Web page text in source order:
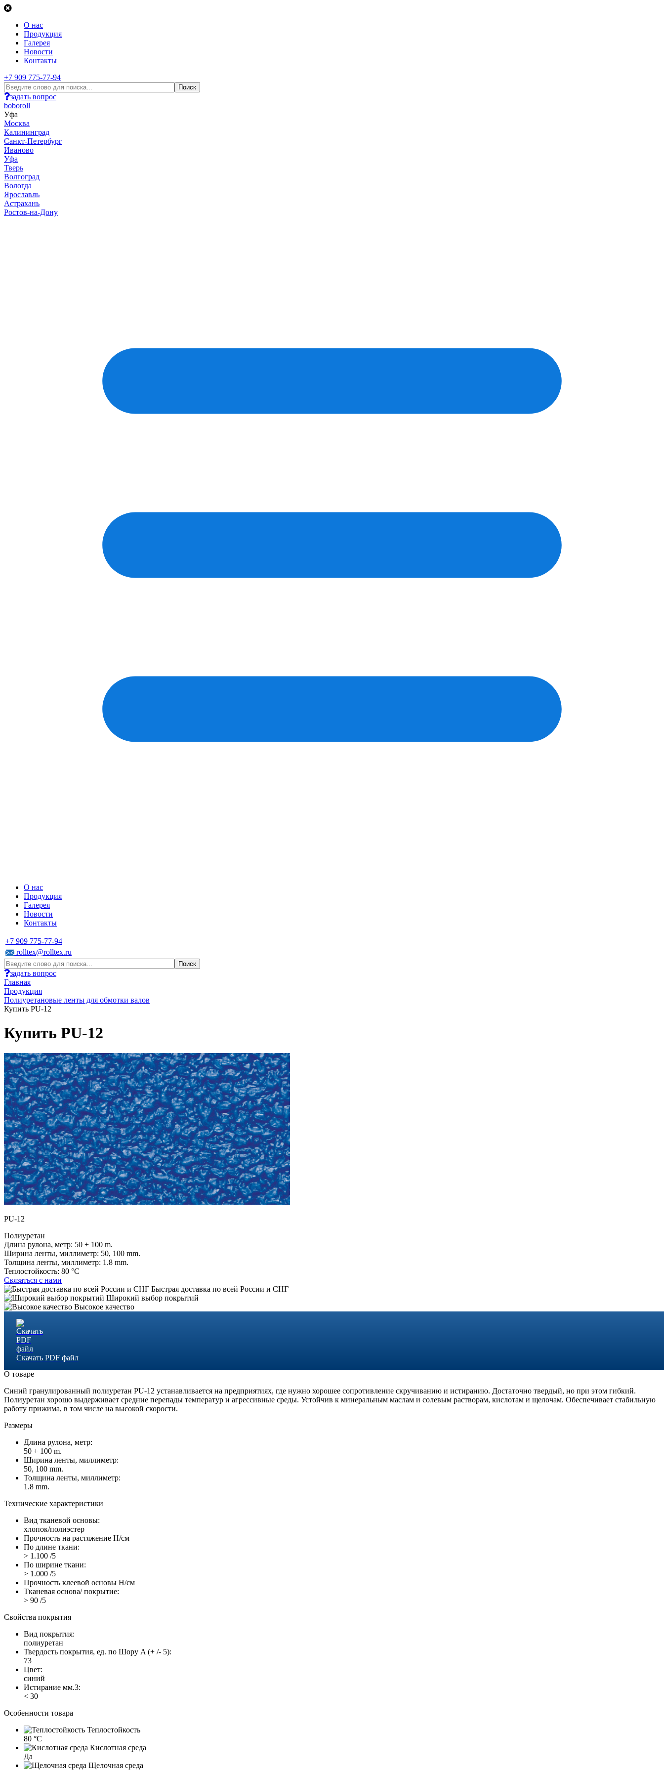
О нас
Продукция
Галерея
Новости
Контакты
+7 909 775-77-94
задать вопрос
boboroll
Уфа
Москва
Калининград
Санкт-Петербург
Иваново
Уфа
Тверь
Волгоград
Вологда
Ярославль
Астрахань
Ростов-на-Дону
О нас
Продукция
Галерея
Новости
Контакты
+7 909 775-77-94
rolltex@rolltex.ru
задать вопрос
Главная
Продукция
Полиуретановые ленты для обмотки валов
Купить PU-12
Купить PU-12
PU-12
Полиуретан
Длина рулона, метр: 50 + 100 m.
Ширина ленты, миллиметр: 50, 100 mm.
Толщина ленты, миллиметр: 1.8 mm.
Теплостойкость: 80 °C
Связаться с нами
Быстрая доставка по всей России и СНГ
Широкий выбор покрытий
Высокое качество
Скачать PDF файл
О товаре
Синий гранулированный полиуретан PU-12 устанавливается на предприятиях, где нужно хорошее сопротивление скручиванию и истиранию. Достаточно твердый, но при этом гибкий.
Полиуретан хорошо выдерживает средние перепады температур и агрессивные среды. Устойчив к минеральным маслам и солевым растворам, кислотам и щелочам. Обеспечивает стабильную
работу прижима, в том числе на высокой скорости.
Размеры
Длина рулона, метр:
50 + 100 m.
Ширина ленты, миллиметр:
50, 100 mm.
Толщина ленты, миллиметр:
1.8 mm.
Технические характеристики
Вид тканевой основы:
хлопок/полиэстер
Прочность на растяжение Н/см
По длине ткани:
> 1.100 /5
По ширине ткани:
> 1.000 /5
Прочность клеевой основы Н/см
Тканевая основа/ покрытие:
> 90 /5
Свойства покрытия
Вид покрытия:
полиуретан
Твердость покрытия, ед. по Шору A (+ /- 5):
73
Цвет:
синий
Истирание мм.3:
< 30
Особенности товара
Теплостойкость
80 °C
Кислотная среда
Да
Щелочная среда